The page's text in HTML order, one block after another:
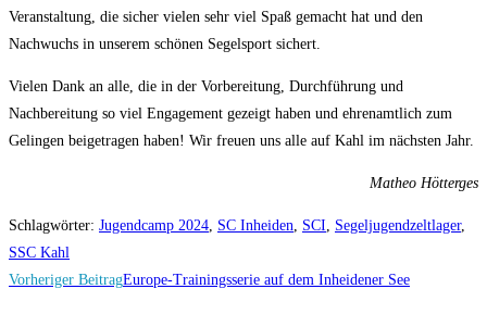
Veranstaltung, die sicher vielen sehr viel Spaß gemacht hat und den
Nachwuchs in unserem schönen Segelsport sichert.
Vielen Dank an alle, die in der Vorbereitung, Durchführung und
Nachbereitung so viel Engagement gezeigt haben und ehrenamtlich zum
Gelingen beigetragen haben! Wir freuen uns alle auf Kahl im nächsten Jahr.
Matheo Hötterges
Schlagwörter: Jugendcamp 2024, SC Inheiden, SCI, Segeljugendzeltlager,
SSC Kahl
Weitere
Vorheriger BeitragEurope-Trainingsserie auf dem Inheidener See